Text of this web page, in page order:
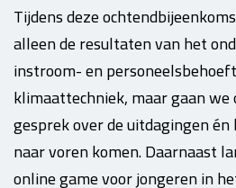
Tijdens deze
alleen de resultaten van het
instroom- en
klimaattechniek, maar gaan
gesprek over de uitdagingen
naar voren komen. Daarnaast
online game voor jongeren in